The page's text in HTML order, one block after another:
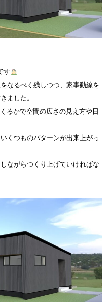
す
なるべく残しつつ、家事動線を
ました。
るかで空間の広さの見え方や日
くつものパターンが出来上がっ
ながらつくり上げていければな